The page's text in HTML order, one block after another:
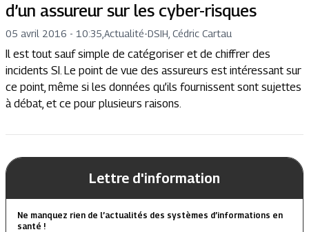
d’un assureur sur les cyber-risques
05 avril 2016 - 10:35 Actualité-DSIH, Cédric Cartau
Il est tout sauf simple de catégoriser et de chiffrer des
incidents SI. Le point de vue des assureurs est intéressant sur
ce point, même si les données qu’ils fournissent sont sujettes
à débat, et ce pour plusieurs raisons.
Lettre d'information
Ne manquez rien de l’actualités des systèmes d’informations en
santé !